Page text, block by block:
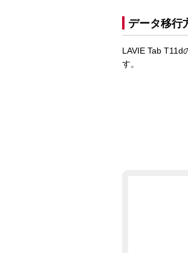
データ移行
LAVIE Tab T11d
す。